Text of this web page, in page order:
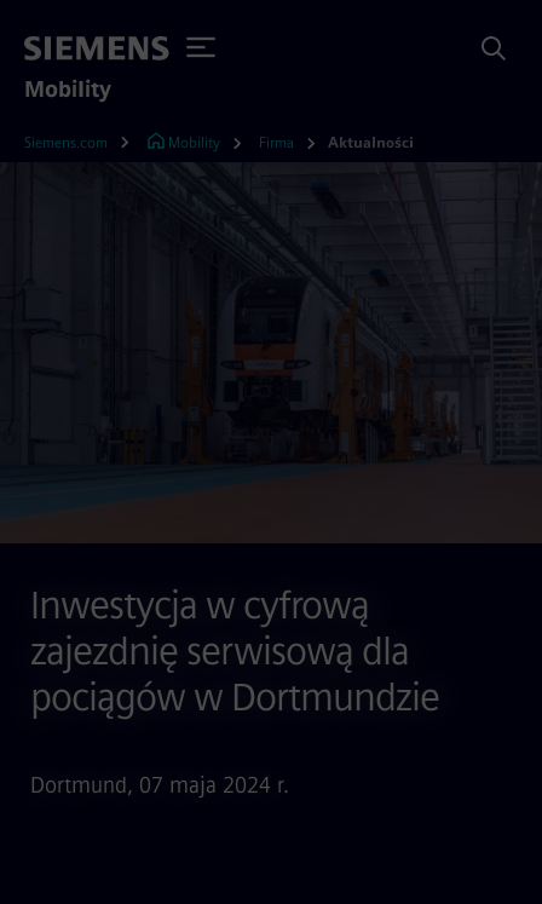
Mobility
Siemens.com Mobility Firma Aktualności
Inwestycja w cyfrową
zajezdnię serwisową dla
pociągów w Dortmundzie
Dortmund, 07 maja 2024 r.